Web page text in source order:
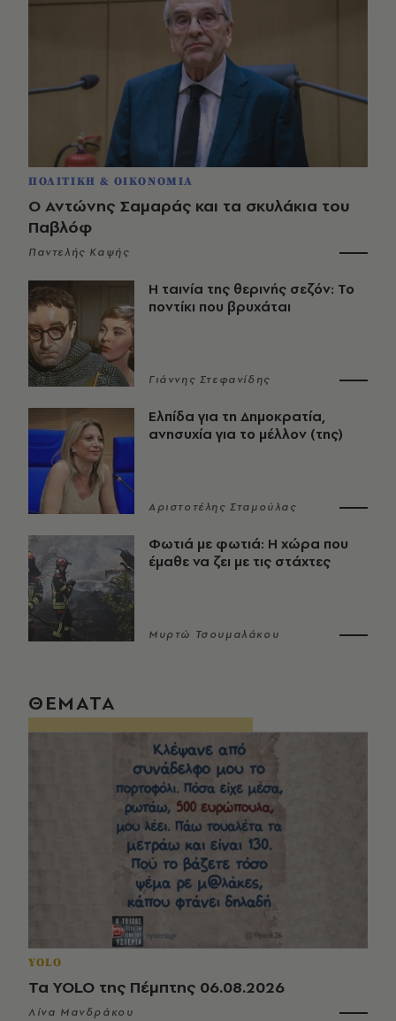
ΠΟΛΙΤΙΚΗ & ΟΙΚΟΝΟΜΙΑ
Ο Αντώνης Σαμαράς και τα σκυλάκια του
Παβλόφ
Παντελής Καψής
Η ταινία της θερινής σεζόν: Το
ποντίκι που βρυχάται
Γιάννης Στεφανίδης
Ελπίδα για τη Δημοκρατία,
ανησυχία για το μέλλον (της)
Αριστοτέλης Σταμούλας
Φωτιά με φωτιά: Η χώρα που
έμαθε να ζει με τις στάχτες
Μυρτώ Τσουμαλάκου
ΘΕΜΑΤΑ
YOLO
Τα YOLO της Πέμπτης 06.08.2026
Λίνα Μανδράκου